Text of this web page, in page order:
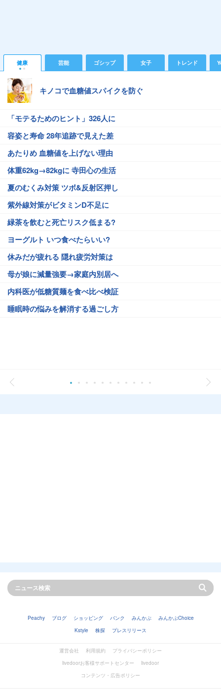
健康 芸能 ゴシップ 女子 トレンド
キノコで血糖値スパイクを防ぐ
「モテるためのヒント」326人に
容姿と寿命 28年追跡で見えた差
あたりめ 血糖値を上げない理由
体重62kg→82kgに 寺田心の生活
夏のむくみ対策 ツボ&反射区押し
紫外線対策がビタミンD不足に
緑茶を飲むと死亡リスク低まる?
ヨーグルト いつ食べたらいい?
休みだが疲れる 隠れ疲労対策は
母が娘に減量強要→家庭内別居へ
内科医が低糖質麺を食べ比べ検証
睡眠時の悩みを解消する過ごし方
Peachy ブログ ショッピング バンク みんかぶ
みんかぶChoice
Kstyle
株探 プレスリリース
運営会社 利用規約
プライバシーポリシー
livedoorお客様サポートセンター
livedoor
コンテンツ・広告ポリシー